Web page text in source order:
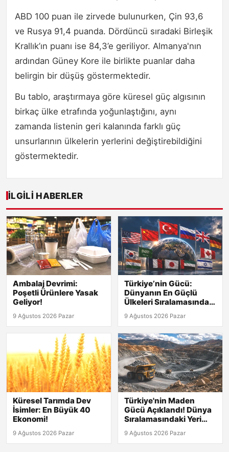
ABD 100 puan ile zirvede bulunurken, Çin 93,6
ve Rusya 91,4 puanda. Dördüncü sıradaki Birleşik
Krallık’ın puanı ise 84,3’e geriliyor. Almanya'nın
ardından Güney Kore ile birlikte puanlar daha
belirgin bir düşüş göstermektedir.
Bu tablo, araştırmaya göre küresel güç algısının
birkaç ülke etrafında yoğunlaştığını, aynı
zamanda listenin geri kalanında farklı güç
unsurlarının ülkelerin yerlerini değiştirebildiğini
göstermektedir.
İLGILI HABERLER
Ambalaj Devrimi:
Poşetli Ürünlere Yasak
Geliyor!
9 Ağustos 2026 Pazar
Türkiye’nin Gücü:
Dünyanın En Güçlü
Ülkeleri Sıralamasında
Kaçıncı?
9 Ağustos 2026 Pazar
Küresel Tarımda Dev
İsimler: En Büyük 40
Ekonomi!
9 Ağustos 2026 Pazar
Türkiye'nin Maden
Gücü Açıklandı! Dünya
Sıralamasındaki Yeri
Şaşırtıyor!
9 Ağustos 2026 Pazar